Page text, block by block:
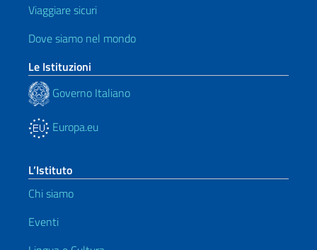
Viaggiare sicuri
Dove siamo nel mondo
Le Istituzioni
Governo Italiano
Europa.eu
L’Istituto
Chi siamo
Eventi